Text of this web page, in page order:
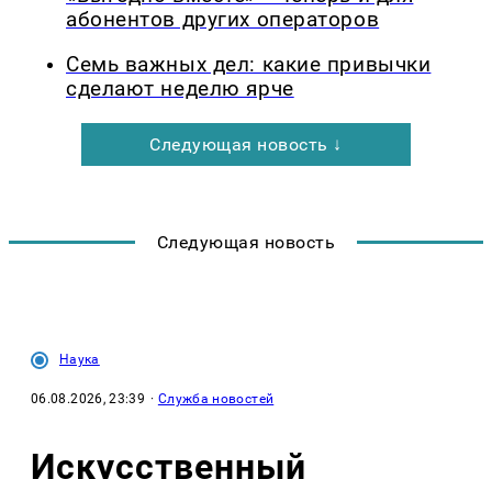
абонентов других операторов
Семь важных дел: какие привычки
сделают неделю ярче
Следующая новость ↓
Следующая новость
Наука
06.08.2026, 23:39 · Служба новостей
Искусственный